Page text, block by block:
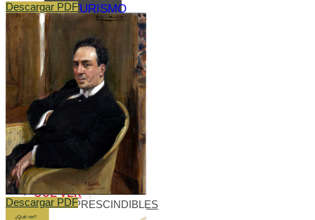
TURISMO
BAEZA
ACCESIBLE
BAEZA,
PATRIMONIO
MUNDIAL
AGENDA
CULTURAL
BLOG
BIENVENIDOS
A BAEZA
QUÉ VER
IMPRESCINDIBLES
Descargar PDF
Descargar PDF